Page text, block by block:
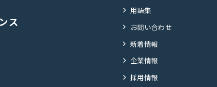
ス
用語集
お問い合わせ
新着情報
企業情報
採用情報